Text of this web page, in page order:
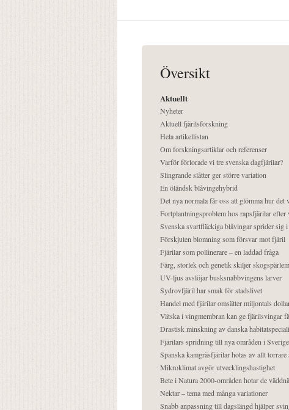
Översikt
Aktuellt
Nyheter
Aktuell fjärilsforskning
Hela artikellistan
Om forskningsartiklar och referenser
Varför förlorade vi tre svenska dagfjärilar?
Slingrande slåtter ger större variation
En öländsk blåvingehybrid
Det nya normala får oss att glömma hur det
Fortplantningsproblem hos rapsfjärilar efter
Svenska svartfläckiga blåvingar sprider sig
Förskjuten blomning som försvar mot fjäril
Fjärilar som pollinerare – en laddad fråga
Färg, storlek och genetik skiljer
UV-ljus avslöjar busksnabbvingens larver
Sydrovfjäril har smak för stadslivet
Handel med fjärilar omsätter miljontals
Vätska i vingmembran kan ge fjärilsvingar
Drastisk minskning av danska
Fjärilars spridning till nya områden i
Spanska kamgräsfjärilar hotas av allt torrare
Mikroklimat avgör utvecklingshastighet
Bete i Natura 2000-områden hotar de
Nektar – tema med många variationer
Snabb anpassning till dagslängd hjälper